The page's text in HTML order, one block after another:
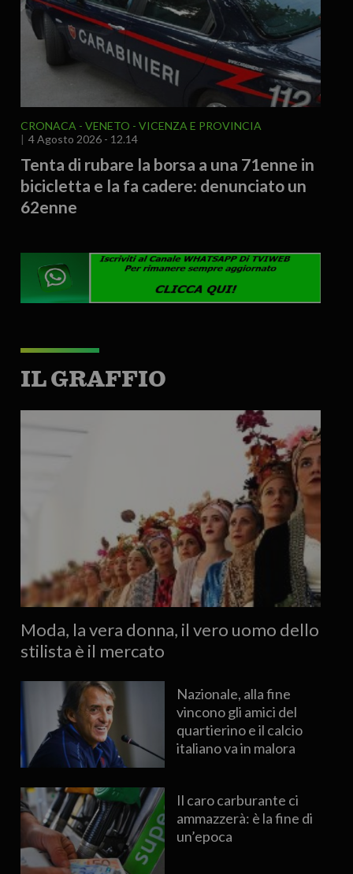
CRONACA VENETO
VICENZA E PROVINCIA
4 Agosto 2026 - 12.14
Tenta di rubare la borsa a una 71enne in
bicicletta e la fa cadere: denunciato un
62enne
IL GRAFFIO
Moda, la vera donna, il vero uomo dello
stilista è il mercato
Nazionale, alla fine
vincono gli amici del
quartierino e il calcio
italiano va in malora
Il caro carburante ci
ammazzerà: è la fine di
un’epoca